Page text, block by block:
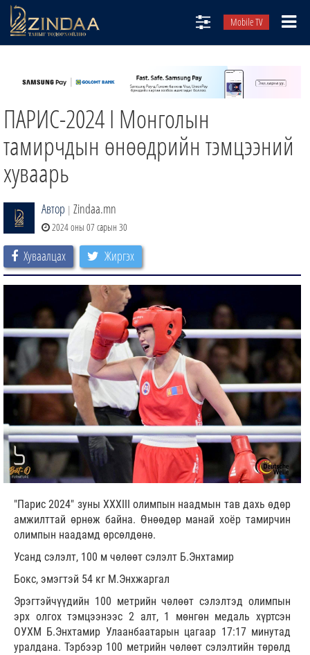
Mobile TV
ТВ8
ӨГЛӨӨНИЙ СОНИН
ЗИНДАА СЭТГҮҮЛ
ПАРИС-2024 I Монголын
тамирчдын өнөөдрийн тэмцээний
хуваарь
Автор | Zindaa.mn
2024 оны 07 сарын 30
Хуваалцах Жиргэх
"Парис 2024" зуны XXXIII олимпын наадмын тав дахь өдөр
амжилттай өрнөж байна. Өнөөдөр манай хоёр тамирчин
олимпын наадамд өрсөлдөнө.
Усанд сэлэлт, 100 м чөлөөт сэлэлт Б.Энхтамир
Бокс, эмэгтэй 54 кг М.Энхжаргал
Эрэгтэйчүүдийн 100 метрийн чөлөөт сэлэлтэд олимпын
эрх олгох тэмцээнээс 2 алт, 1 мөнгөн медаль хүртсэн
ОУХМ Б.Энхтамир Улаанбаатарын цагаар 17:17 минутад
уралдана. Тэрбээр 100 метрийн чөлөөт сэлэлтийн төрөлд